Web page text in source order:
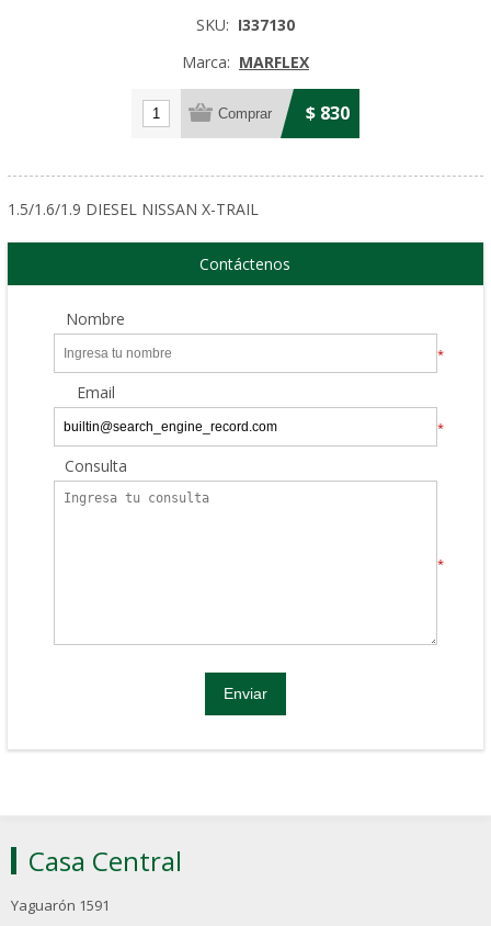
SKU: I337130
Marca: MARFLEX
$ 830
1.5/1.6/1.9 DIESEL NISSAN X-TRAIL
Contáctenos
Nombre
*
Email
*
Consulta
*
Casa Central
Yaguarón 1591